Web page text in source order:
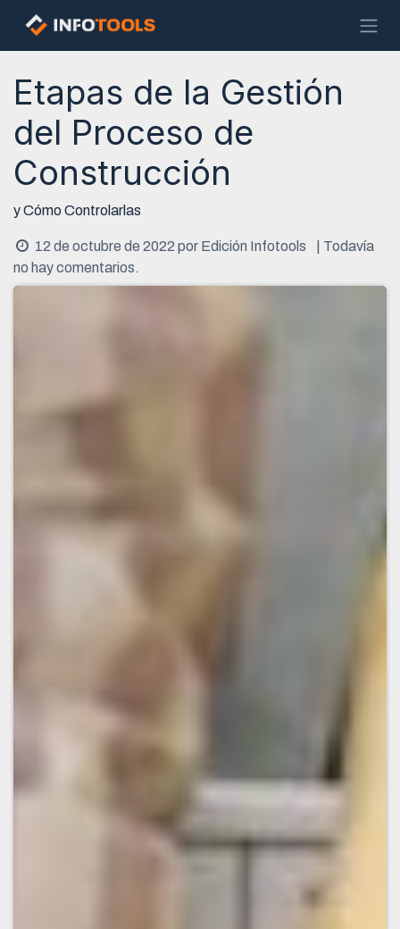
Ir al contenido
Etapas de la Gestión
del Proceso de
Construcción
y Cómo Controlarlas
12 de octubre de 2022 por Edición Infotools
| Todavía
no hay comentarios.